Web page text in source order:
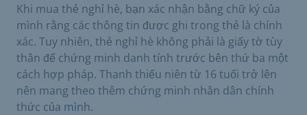
Khi mua thẻ nghỉ hè, bạn xác nhận bằng chữ ký của
mình rằng các thông tin được ghi trong thẻ là chính
xác. Tuy nhiên, thẻ nghỉ hè không phải là giấy tờ tùy
thân để chứng minh danh tính trước bên thứ ba một
cách hợp pháp. Thanh thiếu niên từ 16 tuổi trở lên
nên mang theo thêm chứng minh nhân dân chính
thức của mình.